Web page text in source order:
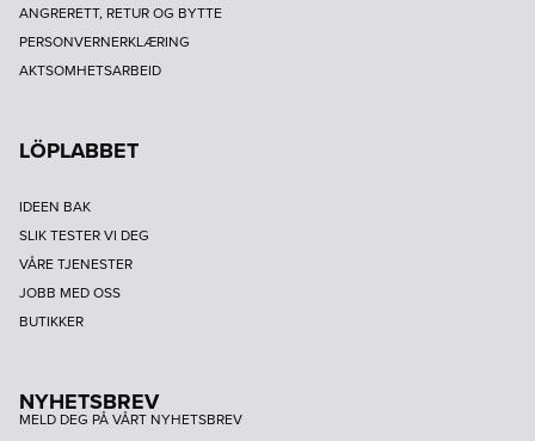
ANGRERETT, RETUR OG BYTTE
PERSONVERNERKLÆRING
AKTSOMHETSARBEID
LÖPLABBET
IDEEN BAK
SLIK TESTER VI DEG
VÅRE TJENESTER
JOBB MED OSS
BUTIKKER
NYHETSBREV
MELD DEG PÅ VÅRT NYHETSBREV